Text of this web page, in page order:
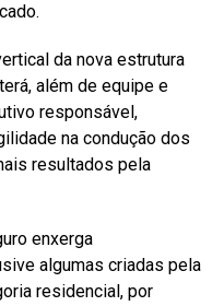
da nova estrutura
além de equipe e
responsável,
na condução dos
resultados pela
enxerga
algumas criadas pela
residencial, por